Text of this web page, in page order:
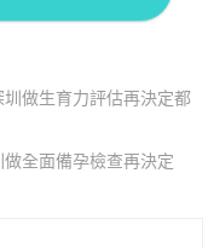
圳做生育力評估再決定都
全面備孕檢查再決定